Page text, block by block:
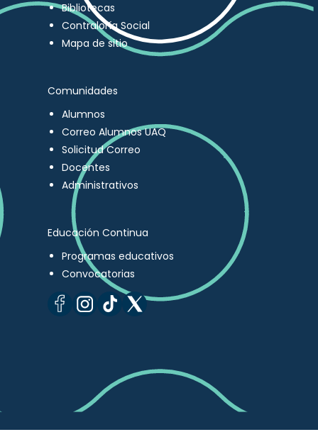
Bibliotecas
Contraloría Social
Mapa de sitio
Comunidades
Alumnos
Correo Alumnos UAQ
Solicitud Correo
Docentes
Administrativos
Educación Continua
Programas educativos
Convocatorias